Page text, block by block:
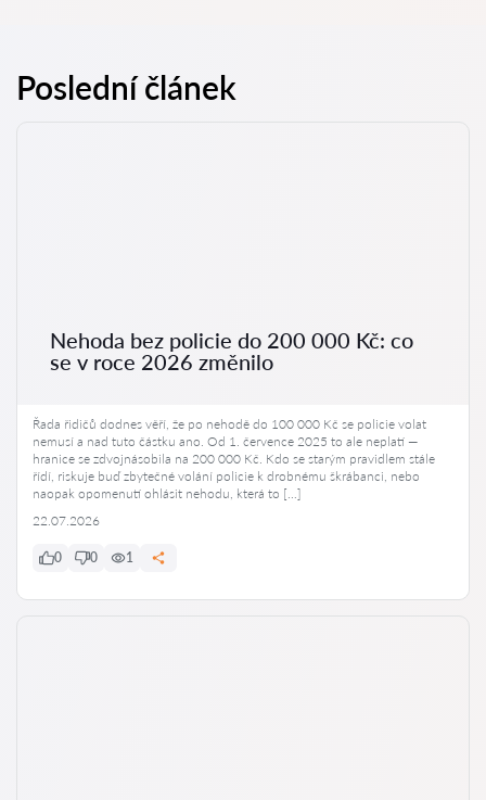
Poslední článek
Nehoda bez policie do 200 000 Kč: co
se v roce 2026 změnilo
Řada řidičů dodnes věří, že po nehodě do 100 000 Kč se policie volat
nemusí a nad tuto částku ano. Od 1. července 2025 to ale neplatí —
hranice se zdvojnásobila na 200 000 Kč. Kdo se starým pravidlem stále
řídí, riskuje buď zbytečné volání policie k drobnému škrábanci, nebo
naopak opomenutí ohlásit nehodu, která to […]
22.07.2026
0 0 1